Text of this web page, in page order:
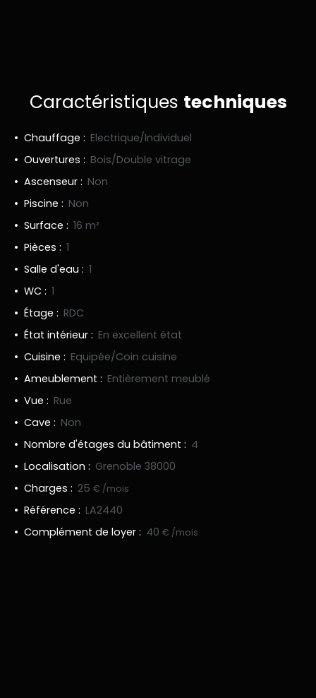
Caractéristiques techniques
Chauffage : Electrique/Individuel
Ouvertures : Bois/Double vitrage
Ascenseur : Non
Piscine : Non
Surface : 16 m²
Pièces : 1
Salle d'eau : 1
WC : 1
Étage : RDC
État intérieur : En excellent état
Cuisine : Equipée/Coin cuisine
Ameublement : Entièrement meublé
Vue : Rue
Cave : Non
Nombre d'étages du bâtiment : 4
Localisation : Grenoble 38000
Charges : 25€ /mois
Référence : LA2440
Complément de loyer : 40€ /mois